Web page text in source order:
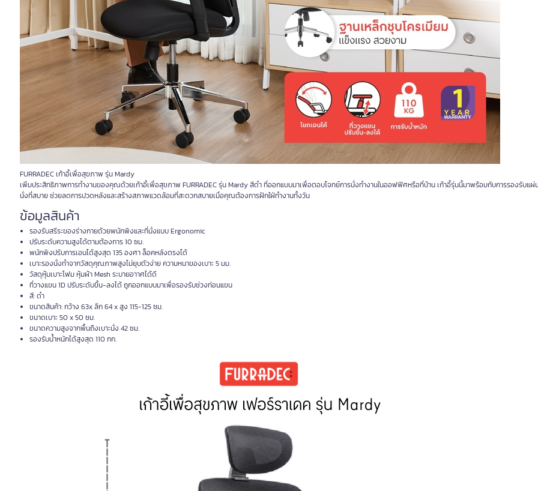
FURRADEC เก้าอี้เพื่อสุขภาพ รุ่น Mardy
เพิ่มประสิทธิภาพการทำงานของคุณด้วยเก้าอี้เพื่อสุขภาพ FURRADEC รุ่น Mardy สีดำ ที่ออกแบบมาเพื่อตอบโจทย์การนั่งทำงานในออฟฟิศหรือที่บ้าน เก้าอี้รุ่นนี้มาพร้อมกับการรองรับแผ่
นั่งที่สบาย ช่วยลดการปวดหลังและสร้างสภาพแวดล้อมที่สะดวกสบายเมื่อคุณต้องการฝักใฝ่ทำงานทั้งวัน
ข้อมูลสินค้า
รองรับสรีระของร่างกายด้วยพนักพิงและที่นั่งแบบ Ergonomic
ปรับระดับความสูงได้ตามต้องการ 10 ซม.
พนักพิงปรับการเอนได้สูงสุด 135 องศา ล็อคหลังตรงได้
เบาะรองนั่งทำจากวัสดุคุณภาพสูงไม่ยุบตัวง่าย ความหนาของเบาะ 5 มม.
วัสดุหุ้มเบาะโฟม หุ้มผ้า Mesh ระบายอาาศได้ดี
ที่วางแขน 1D ปรับระดับขึ้น-ลงได้ ถูกออกแบบมาเพื่อรองรับช่วงท่อนแขน
สี: ดำ
ขนาดสินค้า: กว้าง 63x ลึก 64 x สูง 115-125 ซม.
ขนาดเบาะ 50 x 50 ซม.
ขนาดความสูงจากพื้นถึงเบาะนั่ง 42 ซม.
รองรับน้ำหนักได้สูงสุด 110 กก.